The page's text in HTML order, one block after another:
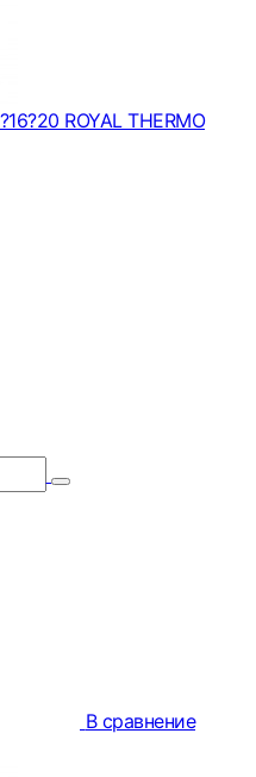
ROYAL THERMO
В сравнение